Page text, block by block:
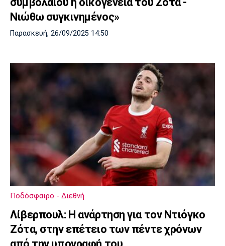
Νιώθω συγκινημένος»
Παρασκευή, 26/09/2025 14:50
Ποδόσφαιρο - Διεθνή
Λίβερπουλ: Η ανάρτηση για τον Ντιόγκο
Ζότα, στην επέτειο των πέντε χρόνων